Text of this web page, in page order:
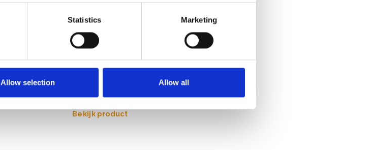
Statistics Marketing
Allow selection Allow all
Rolsteiger terreinwiel 260 mm (2
stuks)
€249,00
Bekijk product